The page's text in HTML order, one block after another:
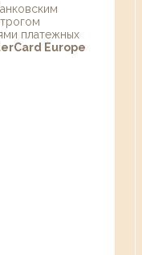
платежных
Europe